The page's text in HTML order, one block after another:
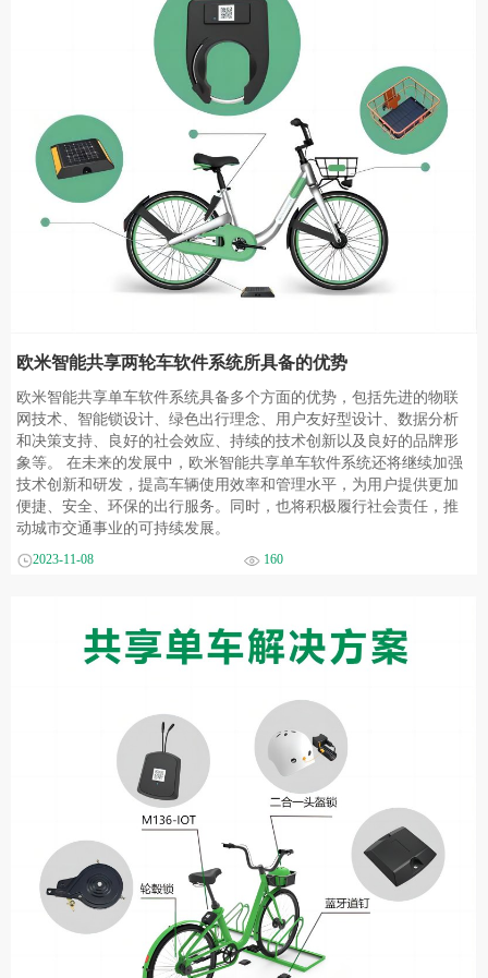
欧米智能共享两轮车软件系统所具备的优势
欧米智能共享单车软件系统具备多个方面的优势，包括先进的物联
网技术、智能锁设计、绿色出行理念、用户友好型设计、数据分析
和决策支持、良好的社会效应、持续的技术创新以及良好的品牌形
象等。 在未来的发展中，欧米智能共享单车软件系统还将继续加强
技术创新和研发，提高车辆使用效率和管理水平，为用户提供更加
便捷、安全、环保的出行服务。同时，也将积极履行社会责任，推
动城市交通事业的可持续发展。
2023-11-08 160